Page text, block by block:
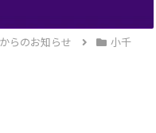
らのお知らせ
小千